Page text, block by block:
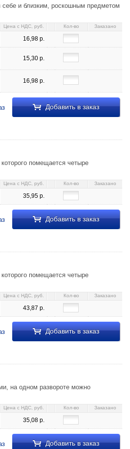
себе и близким, роскошным предметом
Цена c НДС, руб. Кол-во Заказано
16,98 р.
15,30 р.
16,98 р.
Добавить в заказ
помещается четыре
Цена c НДС, руб. Кол-во Заказано
35,95 р.
Добавить в заказ
помещается четыре
Цена c НДС, руб. Кол-во Заказано
43,87 р.
Добавить в заказ
на одном развороте можно
Цена c НДС, руб. Кол-во Заказано
35,08 р.
Добавить в заказ